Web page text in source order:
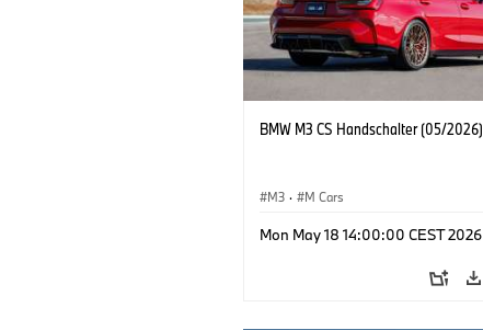
BMW M3 CS Handschalter (05/2026)
M3 · M Cars
Mon May 18 14:00:00 CEST 2026